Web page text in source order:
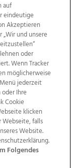
Jobs
Werbung
auf
eindeutige
Akzeptieren
und unsere
oder
Wenn Tracker
möglicherweise
jederzeit
Ihre
Cookie
klicken
Webseite, falls
Website.
Folgendes